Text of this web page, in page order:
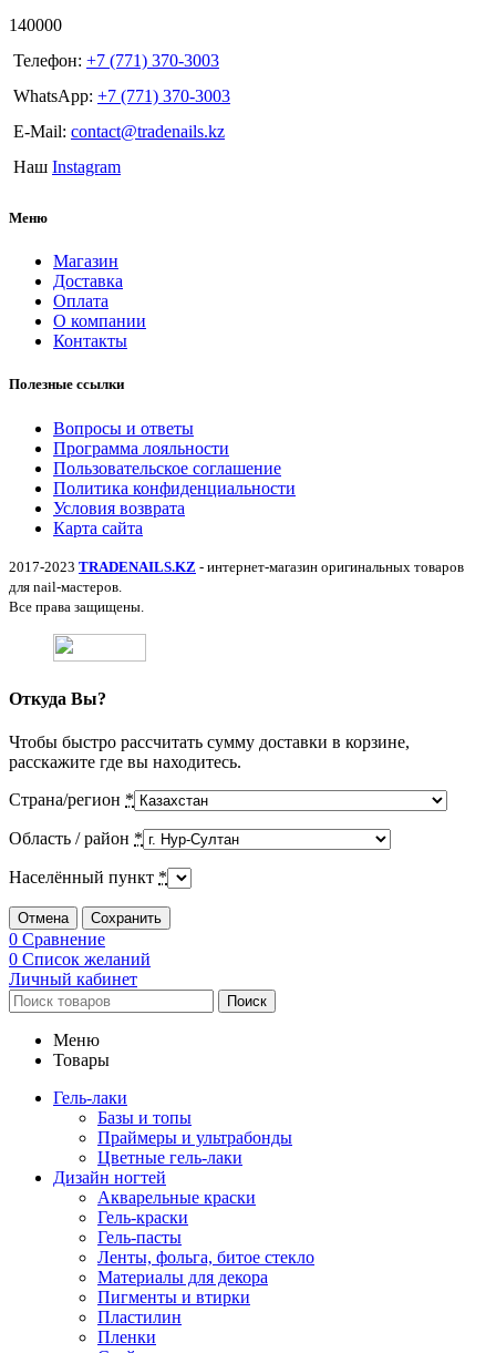
140000
Телефон: +7 (771) 370-3003
WhatsApp: +7 (771) 370-3003
E-Mail: contact@tradenails.kz
Наш Instagram
Меню
Магазин
Доставка
Оплата
О компании
Контакты
Полезные ссылки
Вопросы и ответы
Программа лояльности
Пользовательское соглашение
Политика конфиденциальности
Условия возврата
Карта сайта
2017-2023 TRADENAILS.KZ - интернет-магазин оригинальных товаров
для nail-мастеров.
Все права защищены.
Откуда Вы?
Чтобы быстро рассчитать сумму доставки в корзине,
расскажите где вы находитесь.
Страна/регион *
Область / район *
Населённый пункт *
Отмена Сохранить
0 Сравнение
0 Список желаний
Личный кабинет
Поиск
Меню
Товары
Гель-лаки
Базы и топы
Праймеры и ультрабонды
Цветные гель-лаки
Дизайн ногтей
Акварельные краски
Гель-краски
Гель-пасты
Ленты, фольга, битое стекло
Материалы для декора
Пигменты и втирки
Пластилин
Пленки